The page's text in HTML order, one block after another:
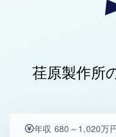
荏原製作所
年収 680～1,020万